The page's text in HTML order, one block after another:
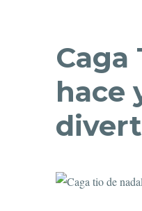
Caga
hace